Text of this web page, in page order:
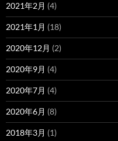
2021年2月 (4)
2021年1月 (18)
2020年12月 (2)
2020年9月 (4)
2020年7月 (4)
2020年6月 (8)
2018年3月 (1)